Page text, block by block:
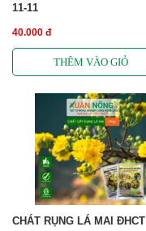
11-11
40.000 đ
CHÁT RỤNG LÁ MAI ĐHCT